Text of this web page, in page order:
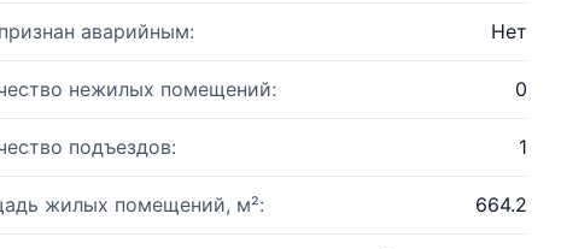
аварийным: Нет
нежилых помещений: 0
подъездов: 1
жилых помещений, м²: 664.2